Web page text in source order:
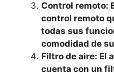
Control remoto:
control remoto
todas sus
comodidad de
Filtro de aire: El
cuenta con un